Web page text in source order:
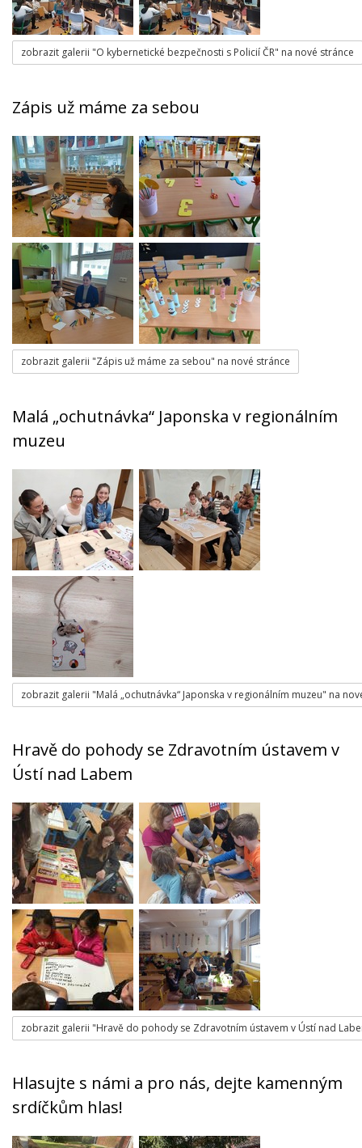
zobrazit galerii "O kybernetické bezpečnosti s Policií ČR" na nové stránce
Zápis už máme za sebou
zobrazit galerii "Zápis už máme za sebou" na nové stránce
Malá „ochutnávka“ Japonska v regionálním
muzeu
zobrazit galerii "Malá „ochutnávka“ Japonska v regionálním muzeu" na
Hravě do pohody se Zdravotním ústavem v
Ústí nad Labem
zobrazit galerii "Hravě do pohody se Zdravotním ústavem v Ústí nad
Hlasujte s námi a pro nás, dejte kamenným
srdíčkům hlas!